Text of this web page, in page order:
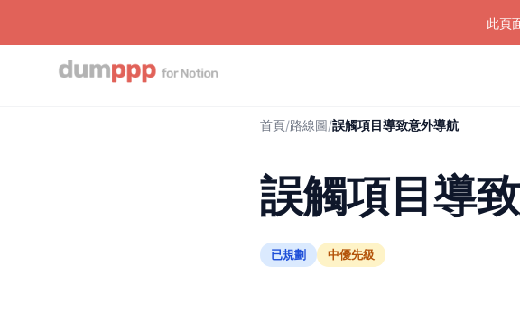
此頁
首頁/路線圖/誤觸項目導致意外導航
誤觸項目導
已規劃 中優先級